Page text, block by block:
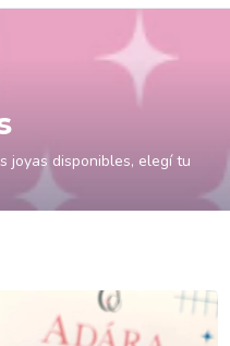
joyas disponibles, elegí tu